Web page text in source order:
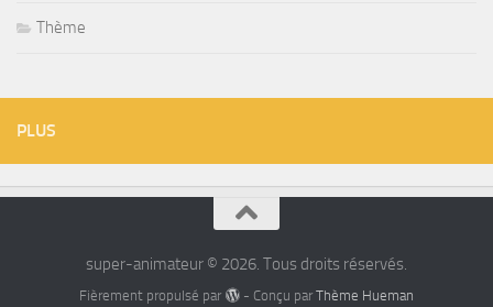
Thème
PLUS
super-animateur © 2026. Tous droits réservés.
Fièrement propulsé par - Conçu par Thème Hueman